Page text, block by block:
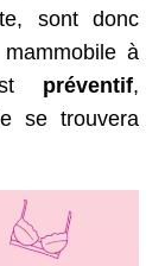
sont donc
à
préventif,
se trouvera